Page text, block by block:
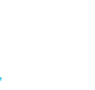
здатні працювати як у
– до
система
функціональність
для використання в
до гірських експедицій.